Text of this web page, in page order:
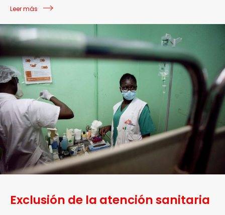
Leer más
Exclusión de la atención sanitaria